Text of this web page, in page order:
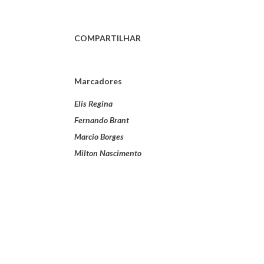
COMPARTILHAR
Marcadores
Elis Regina
Fernando Brant
Marcio Borges
Milton Nascimento